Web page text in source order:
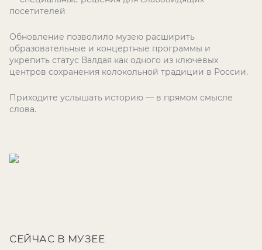
посетителей
Обновление позволило музею расширить
образовательные и концертные программы и
укрепить статус Валдая как одного из ключевых
центров сохранения колокольной традиции в России.
Приходите услышать историю — в прямом смысле
слова.
СЕЙЧАС В МУЗЕЕ